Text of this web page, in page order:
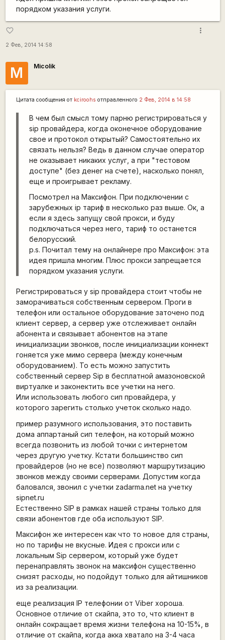
порядком указания услуги.
favorite_border
2 Фев, 2014 14:58
more_vert
M Micolik
Цитата сообщения от kciroohs отправленного 2 Фев, 2014 в 14:58
В чем был смысл тому парню регистрироваться у
sip провайдера, когда оконечное оборудование
свое и протокол открытый? Самостоятельно их
связать нельзя? Ведь в данном случае оператор
не оказывает никаких услуг, а при "тестовом
доступе" (без денег на счете), насколько понял,
еще и проигрывает рекламу.
Посмотрел на Максифон. При подключении с
зарубежных ip тариф в несколько раз выше. Ок, а
если я здесь запущу свой прокси, и буду
подключаться через него, тариф то останется
белорусский.
p.s. Почитал тему на онлайнере про Максифон: эта
идея пришла многим. Плюс прокси запрещается
порядком указания услуги.
Регистрироваться у sip провайдера стоит чтобы не
заморачиваться собственным сервером. Проги в
телефон или остальное оборудование заточено под
клиент сервер, а сервер уже отслеживает онлайн
абонента и связывает абонентов на этапе
инициализации звонков, после инициализации коннект
гоняется уже мимо сервера (между конечным
оборудованием). То есть можно запустить
собственный сервер Sip в бесплатной амазоновской
виртуалке и законектить все учетки на него.
Или использовать любого сип провайдера, у
которого зарегить столько учеток сколько надо.
пример разумного использования, это поставить
дома аппартаный сип телефон, на который можно
всегда позвонить из любой точки с интернетом
через другую учетку. Кстати большинство сип
провайдеров (но не все) позволяют маршрутизацию
звонков между своими серверами. Допустим когда
баловался, звонил с учетки zadarma.net на учетку
sipnet.ru
Естественно SIP в рамках нашей страны только для
связи абонентов где оба используют SIP.
Максифон же интересен как что то новое для страны,
но по тарифы не вкусные. Идея с прокси или с
локальным Sip сервером, который уже будет
перенаправлять звонок на максифон существенно
снизят расходы, но подойдут только для айтишников
из за реализации.
еще реализация IP телефонии от Viber хороша.
Основное отличие от скайпа, это то, что клиент в
онлайн сокращает время жизни телефона на 10-15%, в
отличие от скайпа, когда акка хватало на 3-4 часа